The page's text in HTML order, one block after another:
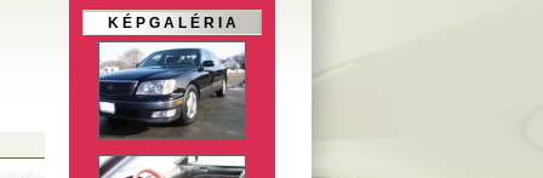
K É P G A L É R I A